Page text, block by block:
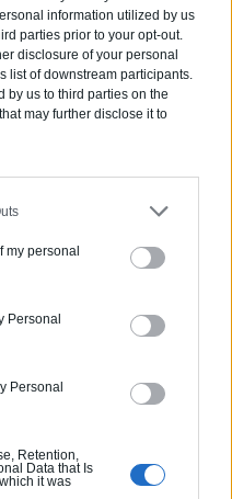
information utilized by us
parties prior to your opt-out.
disclosure of your personal
list of downstream participants.
by us to third parties on the
that may further disclose it to
my personal
Personal
Personal
Retention,
Data that Is
it was
: Top 5
un claustra pour
chaleurs : quels
l’entrée de son